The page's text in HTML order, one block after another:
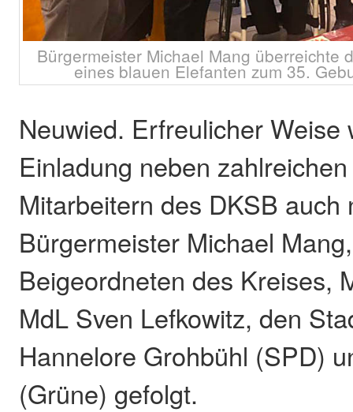
Bürgermeister Michael Mang überreichte
eines blauen Elefanten zum 35.
Neuwied. Erfreulicher Weise
Einladung neben
Mitarbeitern des DKSB auch
Bürgermeister Michael
Beigeordneten des Kreises,
MdL Sven Lefkowitz, den
Hannelore Grohbühl (SPD)
(Grüne) gefolgt.